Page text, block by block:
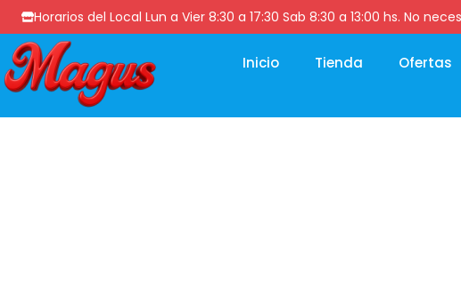
Horarios del Local Lun a Vier 8:30 a 17:30 Sab 8:30 a 13:00 hs. No
Inicio Tienda Ofertas